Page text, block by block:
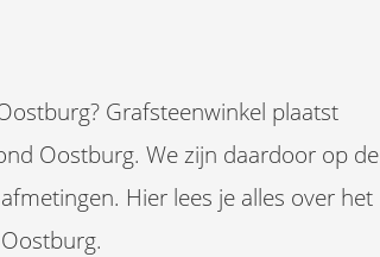
Grafsteenwinkel plaatst
Oostburg. We zijn daardoor op de
Hier lees je alles over het